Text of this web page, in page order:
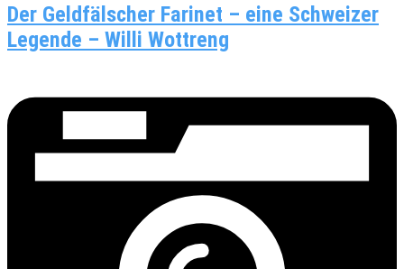
Der Geldfälscher Farinet – eine Schweizer
Legende – Willi Wottreng